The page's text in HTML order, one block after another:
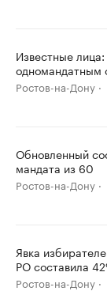
Известные
одномандатным
Ростов-на-Дону
Обновленный
мандата из 60
Ростов-на-Дону
Явка
РО составила
Ростов-на-Дону